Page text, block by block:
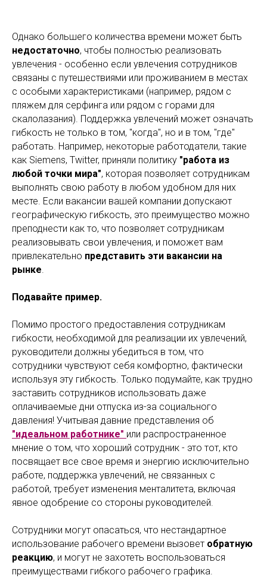
Однако большего количества времени может быть
недостаточно, чтобы полностью реализовать
увлечения - особенно если увлечения сотрудников
связаны с путешествиями или проживанием в местах
с особыми характеристиками (например, рядом с
пляжем для серфинга или рядом с горами для
скалолазания). Поддержка увлечений может означать
гибкость не только в том, "когда", но и в том, "где"
работать. Например, некоторые работодатели, такие
как Siemens, Twitter, приняли политику "работа из
любой точки мира", которая позволяет сотрудникам
выполнять свою работу в любом удобном для них
месте. Если вакансии вашей компании допускают
географическую гибкость, это преимущество можно
преподнести как то, что позволяет сотрудникам
реализовывать свои увлечения, и поможет вам
привлекательно представить эти вакансии на
рынке.
Подавайте пример.
Помимо простого предоставления сотрудникам
гибкости, необходимой для реализации их увлечений,
руководители должны убедиться в том, что
сотрудники чувствуют себя комфортно, фактически
используя эту гибкость. Только подумайте, как трудно
заставить сотрудников использовать даже
оплачиваемые дни отпуска из-за социального
давления! Учитывая давние представления об
"идеальном работнике" или распространенное
мнение о том, что хороший сотрудник - это тот, кто
посвящает все свое время и энергию исключительно
работе, поддержка увлечений, не связанных с
работой, требует изменения менталитета, включая
явное одобрение со стороны руководителей.
Сотрудники могут опасаться, что нестандартное
использование рабочего времени вызовет обратную
реакцию, и могут не захотеть воспользоваться
преимуществами гибкого рабочего графика.